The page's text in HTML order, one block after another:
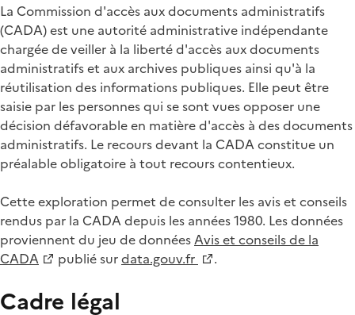
La Commission d'accès aux documents administratifs
(CADA) est une autorité administrative indépendante
chargée de veiller à la liberté d'accès aux documents
administratifs et aux archives publiques ainsi qu'à la
réutilisation des informations publiques. Elle peut être
saisie par les personnes qui se sont vues opposer une
décision défavorable en matière d'accès à des documents
administratifs. Le recours devant la CADA constitue un
préalable obligatoire à tout recours contentieux.
Cette exploration permet de consulter les avis et conseils
rendus par la CADA depuis les années 1980. Les données
proviennent du jeu de donnéesAvis et conseils de la
CADA
publié surdata.gouv.fr .
Cadre légal